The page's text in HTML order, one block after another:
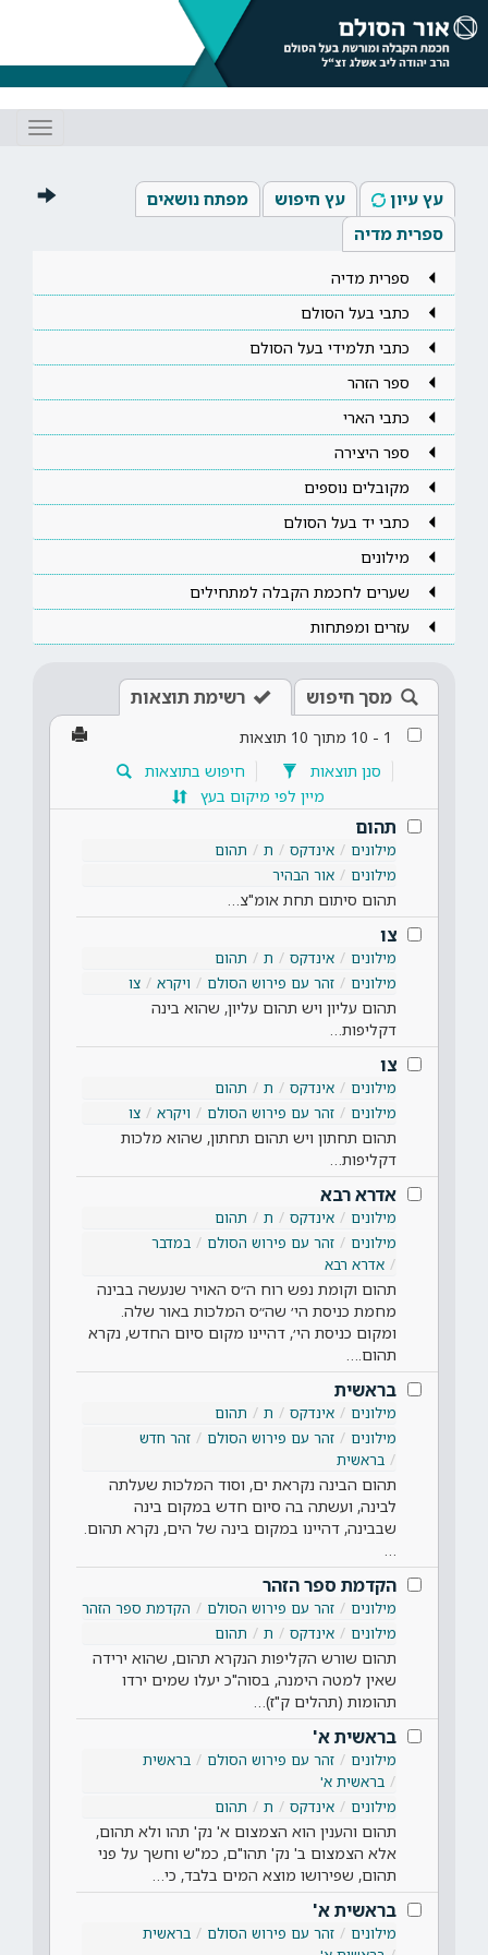
עץ עיון עץ חיפוש
מפתח נושאים
ספרית מדיה
ספרית מדיה
כתבי בעל הסולם
כתבי תלמידי בעל הסולם
ספר הזהר
כתבי הארי
ספר היצירה
מקובלים נוספים
כתבי יד בעל הסולם
מילונים
שערים לחכמת הקבלה למתחילים
עזרים ומפתחות
מסך חיפוש רשימת תוצאות
1
-
10 מתוך 10 תוצאות
סנן תוצאות
חיפוש בתוצאות
מיין לפי מיקום בעץ
תהום
מילונים אינדקס ת
תהום
מילונים
אור הבהיר
תהום סיתום תחת אומ"צ…
צו
מילונים אינדקס ת
תהום
מילונים
זהר עם פירוש הסולם ויקרא צו
תהום עליון ויש תהום עליון, שהוא בינה
דקליפות…
צו
מילונים אינדקס ת
תהום
מילונים
זהר עם פירוש הסולם ויקרא צו
תהום תחתון ויש תהום תחתון, שהוא מלכות
דקליפות…
אדרא רבא
מילונים אינדקס ת
תהום
מילונים
זהר עם פירוש הסולם
במדבר
אדרא רבא
תהום וקומת נפש רוח ה״ס האויר שנעשה בבינה
מחמת כניסת הי׳ שה״ס המלכות באור שלה.
ומקום כניסת הי׳, דהיינו מקום סיום החדש, נקרא
תהום.…
בראשית
מילונים אינדקס ת
תהום
מילונים
זהר עם פירוש הסולם
זהר חדש
בראשית
תהום הבינה נקראת ים, וסוד המלכות שעלתה
לבינה, ועשתה בה סיום חדש במקום בינה
שבבינה, דהיינו במקום בינה של הים, נקרא תהום.
הקדמת ספר הזהר
מילונים זהר עם פירוש הסולם
הקדמת ספר הזהר
מילונים
אינדקס ת תהום
תהום שורש הקליפות הנקרא תהום, שהוא ירידה
שאין למטה הימנה, בסוה"כ יעלו שמים ירדו
תהומות (תהלים ק"ז)…
בראשית א'
מילונים זהר עם פירוש הסולם
בראשית
בראשית א'
מילונים
אינדקס ת תהום
תהום והענין הוא הצמצום א' נק' תהו ולא תהום,
אלא הצמצום ב' נק' תהו"ם, כמ"ש וחשך על פני
תהום, שפירושו מוצא המים בלבד, כי…
בראשית א'
מילונים זהר עם פירוש הסולם
בראשית